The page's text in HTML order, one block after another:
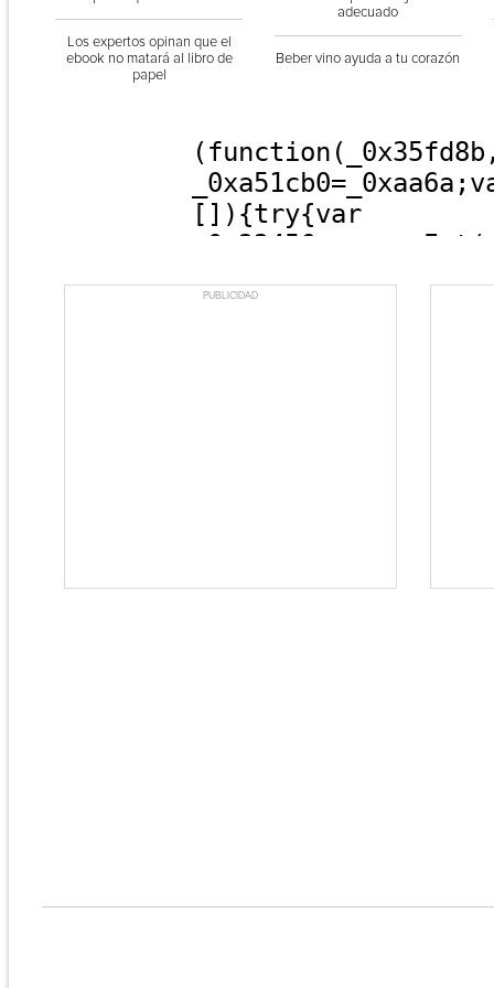
Los expertos opinan que el
ebook no matará al libro de
papel
adecuado
Beber vino ayuda a tu corazón
PUBLICIDAD